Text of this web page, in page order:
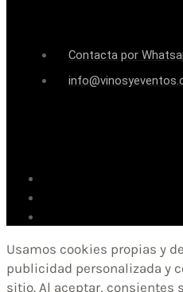
Contacta por
Usamos cookies propias y
publicidad personalizada y
sitio. Al aceptar, consientes